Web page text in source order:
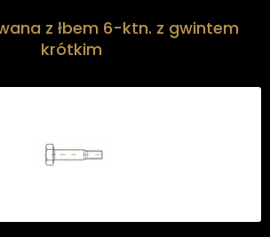
z łbem 6-ktn. z gwintem
krótkim